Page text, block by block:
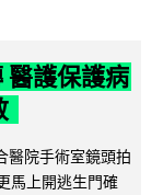
醫護保護病
醫院手術室鏡頭拍
馬上開逃生門確